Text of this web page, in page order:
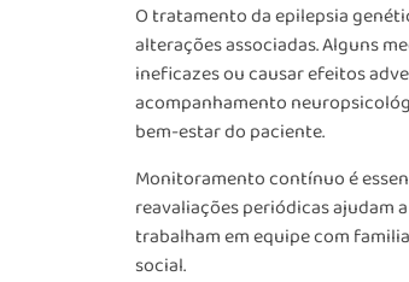
O tratamento da epilepsia
alterações associadas. Alguns
ineficazes ou causar efeitos
acompanhamento
bem-estar do paciente.
Monitoramento contínuo é
reavaliações periódicas ajudam
trabalham em equipe com
social.